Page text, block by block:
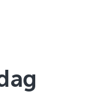
Plantenteelt